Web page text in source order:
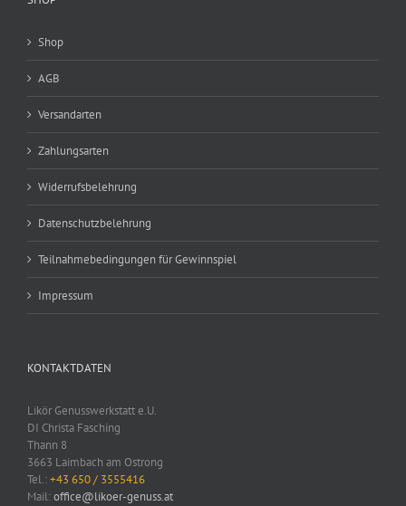
Shop
AGB
Versandarten
Zahlungsarten
Widerrufsbelehrung
Datenschutzbelehrung
Teilnahmebedingungen für Gewinnspiel
Impressum
KONTAKTDATEN
Likör Genusswerkstatt e.U.
DI Christa Fasching
Thann 8
3663 Laimbach am Ostrong
Tel.:+43 650 / 3555416
Mail:office@likoer-genuss.at